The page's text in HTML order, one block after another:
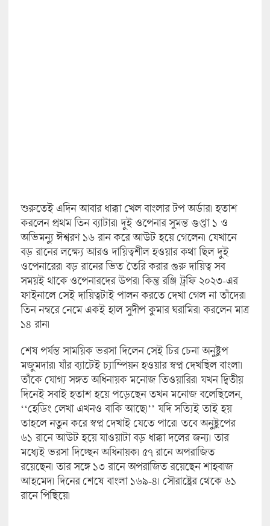
শুরুতেই এদিন আবার ধাক্কা খেল বাংলার টপ অর্ডার। হতাশ
করলেন প্রথম তিন ব্যাটার। দুই ওপেনার সুমন্ত গুপ্তা ১ ও
অভিমন্যু ঈশ্বরণ ১৬ রান করে আউট হয়ে গেলেন। যেখানে
বড় রানের লক্ষ্যে আরও দায়িত্বশীল হওয়ার কথা ছিল দুই
ওপেনারের। বড় রানের ভিত তৈরি করার গুরু দায়িত্ব সব
সময়ই থাকে ওপেনারদের উপর। কিন্তু রঞ্জি ট্রফি ২০২৩-এর
ফাইনালে সেই দায়িত্বটাই পা‌লন করতে দেখা গেল না তাঁদের।
তিন নম্বরে নেমে একই হাল সুদীপ কুমার ঘরামির। করলেন মাত্র
১৪ রান।
শেষ পর্যন্ত সাময়িক ভরসা দিলেন সেই চির চেনা অনুষ্টুপ
মজুমদার। যাঁর ব্যাটেই চ্যাম্পিয়ন হওয়ার স্বপ্ন দেখছিল বাংলা।
তাঁকে যোগ্য সঙ্গত অধিনায়ক মনোজ তিওয়ারির। যখন দ্বিতীয়
দিনেই সবাই হতাশ হয়ে পড়েছেন তখন মনোজ বলেছিলেন,
‘‘হেডিং লেখা এখনও বাকি আছে।’’ যদি সত্যিই তাই হয়
তাহলে নতুন করে স্বপ্ন দেখাই যেতে পারে। তবে অনুষ্টুপের
৬১ রানে আউট হয়ে যাওয়াটা বড় ধাক্কা দলের জন্য। তার
মধ্যেই ভরসা দিচ্ছেন অধিনায়ক। ৫৭ রানে অপরাজিত
রয়েছেন। তার সঙ্গে ১৩ রানে অপরাজিত রয়েছেন শাহবাজ
আহমেদ। দিনের শেষে বাংলা ১৬৯-৪। সৌরাষ্ট্রের থেকে ৬১
রানে পিছিয়ে।